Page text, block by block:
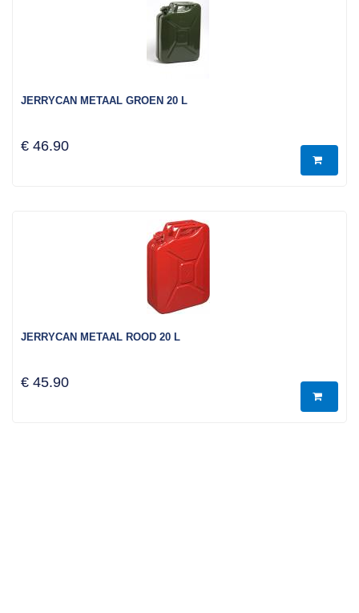
JERRYCAN METAAL GROEN 20 L
€ 46.90
JERRYCAN METAAL ROOD 20 L
€ 45.90